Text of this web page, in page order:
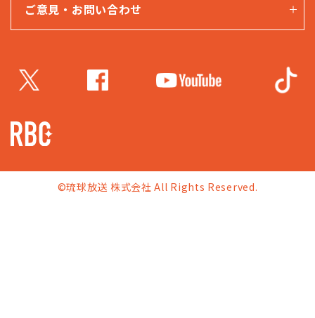
ご意見・お問い合わせ
©琉球放送 株式会社 All Rights Reserved.